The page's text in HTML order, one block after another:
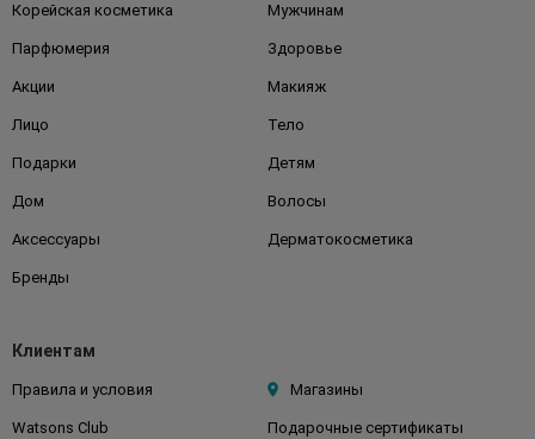
Корейская косметика Мужчинам
Парфюмерия Здоровье
Акции Макияж
Лицо Тело
Подарки Детям
Дом Волосы
Аксессуары Дерматокосметика
Бренды
Клиентам
Правила и условия Магазины
Watsons Club Подарочные сертификаты